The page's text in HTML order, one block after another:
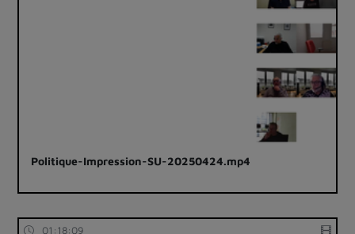
Politique-Impression-SU-20250424.mp4
01:18:09